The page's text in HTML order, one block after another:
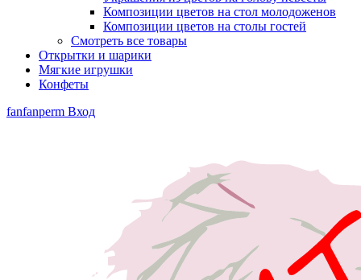
Композиции цветов на стол молодоженов
Композиции цветов на столы гостей
Смотреть все товары
Открытки и шарики
Мягкие игрушки
Конфеты
fanfanperm Вход